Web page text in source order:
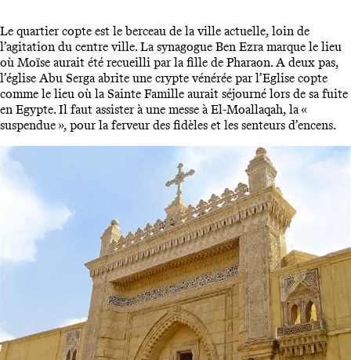
Le quartier copte est le berceau de la ville actuelle, loin de
l’agitation du centre ville. La synagogue Ben Ezra marque le lieu
où Moïse aurait été recueilli par la fille de Pharaon. A deux pas,
l’église Abu Serga abrite une crypte vénérée par l’Eglise copte
comme le lieu où la Sainte Famille aurait séjourné lors de sa fuite
en Egypte. Il faut assister à une messe à El-Moallaqah, la «
suspendue », pour la ferveur des fidèles et les senteurs d’encens.